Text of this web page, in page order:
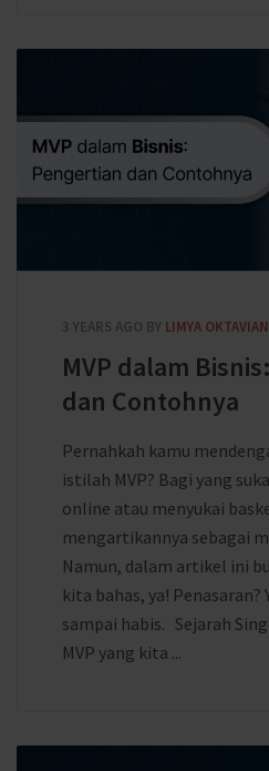
3 YEARS AGO BY LIMYA
MVP dalam
dan Contohnya
Pernahkah kamu
istilah MVP? Bagi yang
online atau menyukai
mengartikannya sebagai
Namun, dalam artikel ini
kita bahas, ya! Penasaran?
sampai habis. Sejarah
MVP yang kita ...